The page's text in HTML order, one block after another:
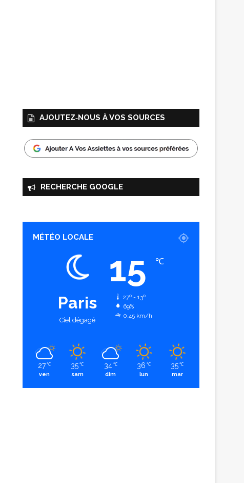
AJOUTEZ‑NOUS À VOS SOURCES
RECHERCHE GOOGLE
MÉTÉO LOCALE
Paris
Ciel dégagé
15 ℃
27º - 13º
69%
0.45 km/h
27 ℃
ven
35 ℃
sam
34 ℃
dim
36 ℃
lun
35 ℃
mar